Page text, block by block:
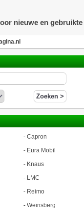
nieuwe en gebruikte
- Capron
- Eura Mobil
- Knaus
- LMC
- Reimo
- Weinsberg